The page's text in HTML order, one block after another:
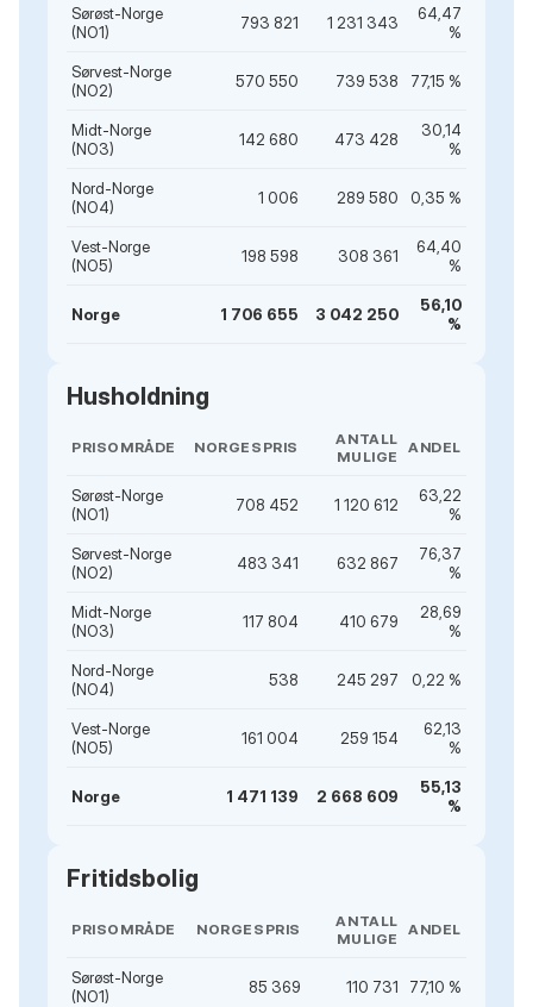
Sørøst-Norge
(NO1)
793 821 1 231 343
64,47
%
Sørvest-Norge
(NO2)
570 550 739 538 77,15 %
Midt-Norge
(NO3)
142 680 473 428
30,14
%
Nord-Norge
(NO4)
1 006 289 580 0,35 %
Vest-Norge
(NO5)
198 598 308 361
64,40
%
Norge 1 706 655 3 042 250
56,10
%
Husholdning
PRISOMRÅDE NORGESPRIS
ANTALL
MULIGE
ANDEL
Sørøst-Norge
(NO1)
708 452 1 120 612
63,22
%
Sørvest-Norge
(NO2)
483 341 632 867
76,37
%
Midt-Norge
(NO3)
117 804 410 679
28,69
%
Nord-Norge
(NO4)
538 245 297 0,22 %
Vest-Norge
(NO5)
161 004 259 154
62,13
%
Norge 1 471 139 2 668 609
55,13
%
Fritidsbolig
PRISOMRÅDE NORGESPRIS
ANTALL
MULIGE
ANDEL
Sørøst-Norge
(NO1)
85 369 110 731 77,10 %